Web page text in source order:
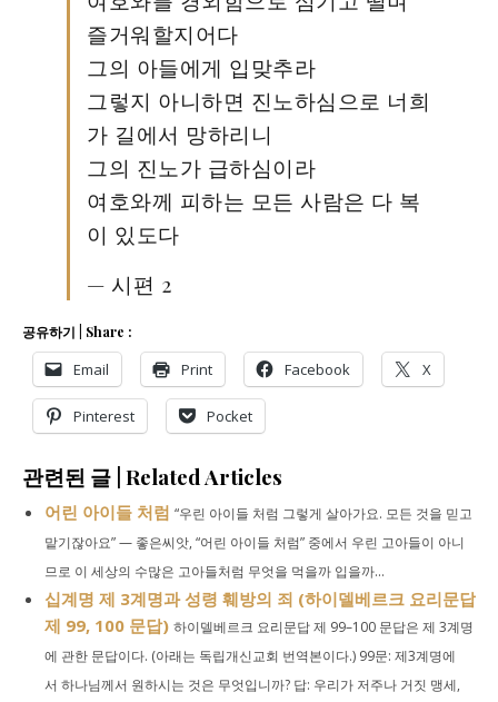
즐거워할지어다
그의 아들에게 입맞추라
그렇지 아니하면 진노하심으로 너희
가 길에서 망하리니
그의 진노가 급하심이라
여호와께 피하는 모든 사람은 다 복
이 있도다
— 시편 2
공유하기 | Share :
Email Print Facebook X
Pinterest Pocket
관련된 글 | Related Articles
어린 아이들 처럼 “우린 아이들 처럼 그렇게 살아가요. 모든 것을 믿고
맡기잖아요” — 좋은씨앗, “어린 아이들 처럼” 중에서 우린 고아들이 아니
므로 이 세상의 수많은 고아들처럼 무엇을 먹을까 입을까...
십계명 제 3계명과 성령 훼방의 죄 (하이델베르크 요리문답
제 99, 100 문답) 하이델베르크 요리문답 제 99–100 문답은 제 3계명
에 관한 문답이다. (아래는 독립개신교회 번역본이다.) 99문: 제3계명에
서 하나님께서 원하시는 것은 무엇입니까? 답: 우리가 저주나 거짓 맹세,